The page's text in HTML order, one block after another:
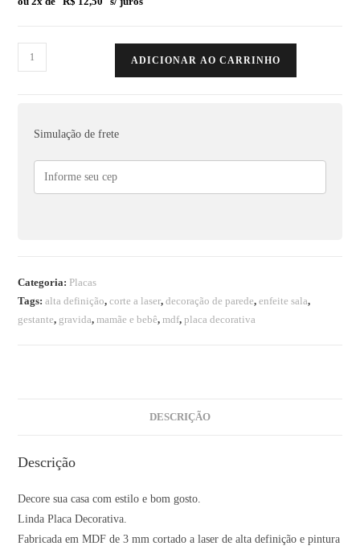
ADICIONAR AO CARRINHO
Simulação de frete
Categoria: Placas
Tags:alta definição,corte a laser,decoração de parede,enfeite sala,
gestante, gravida,mamãe e bebê,mdf,placa decorativa
DESCRIÇÃO
Descrição
Decore sua casa com estilo e bom gosto.
Linda Placa Decorativa.
Fabricada em MDF de 3 mm cortado a laser de alta definição e pintura